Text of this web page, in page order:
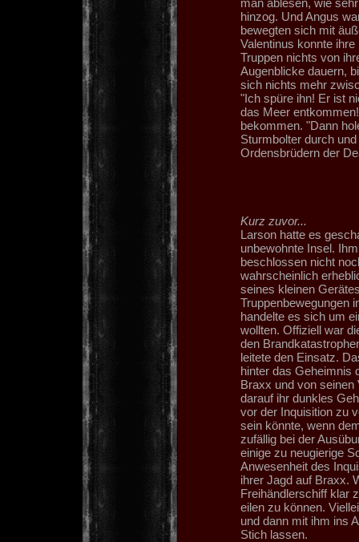
man ablesen, wie
hinzog. Und Angus
bewegten sich mit
Valentinus konnte
Truppen nichts von
Augenblicke dauern,
sich nichts mehr
"Ich spüre ihn! Er ist
das Meer
bekommen. "Dann
Sturmbolter durch
Ordensbrüdern der
Kurz zuvor...
Larson hatte es
unbewohnte Insel.
beschlossen nicht
wahrscheinlich
seines kleinen
Truppenbewegungen
handelte es sich um
wollten. Offiziell war
den
leitete den Einsatz.
hinter das Geheimnis
Braxx und von seinen
darauf ihr dunkles
vor der Inquisition zu
sein könnte, wenn
zufällig bei der
einige zu neugierige
Anwesenheit des
ihrer Jagd auf Braxx.
Freihändlerschiff klar
eilen zu können.
und dann mit ihm ins
Stich lassen.